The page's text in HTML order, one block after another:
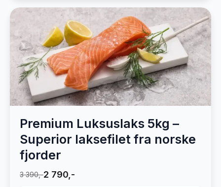
Premium Luksuslaks 5kg –
Superior laksefilet fra norske
fjorder
3 390,-2 790,-